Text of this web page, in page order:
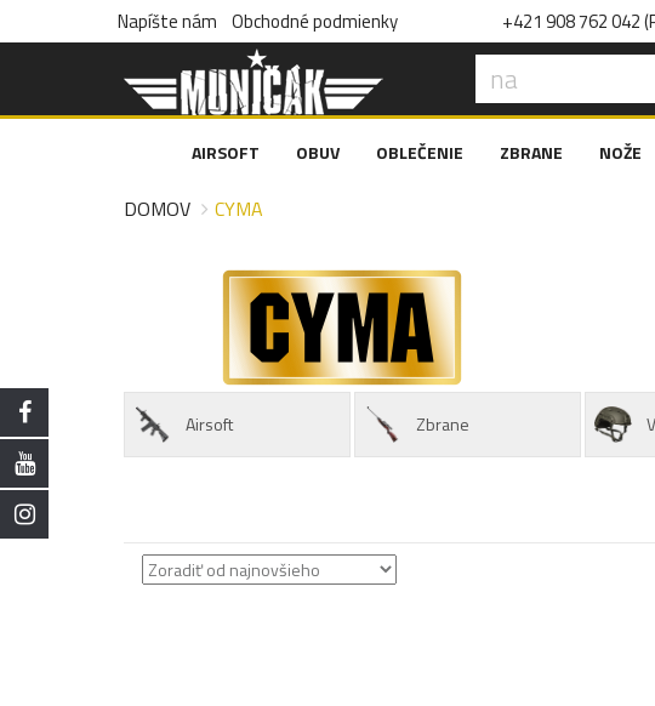
Napíšte nám Obchodné podmienky +421 908 762 042
AIRSOFT OBUV OBLEČENIE ZBRANE NOŽE
DOMOV CYMA
Airsoft Zbrane